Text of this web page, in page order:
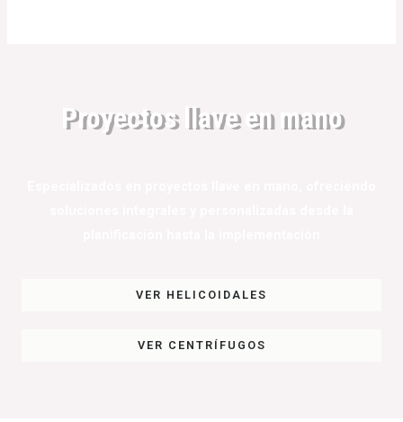
Proyectos llave en mano
VER HELICOIDALES
VER CENTRÍFUGOS